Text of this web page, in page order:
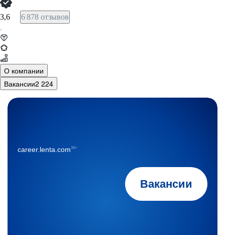
3,6 6 878 отзывов
·
О компании
Вакансии2 224
Вакансии
career.lenta.com16+